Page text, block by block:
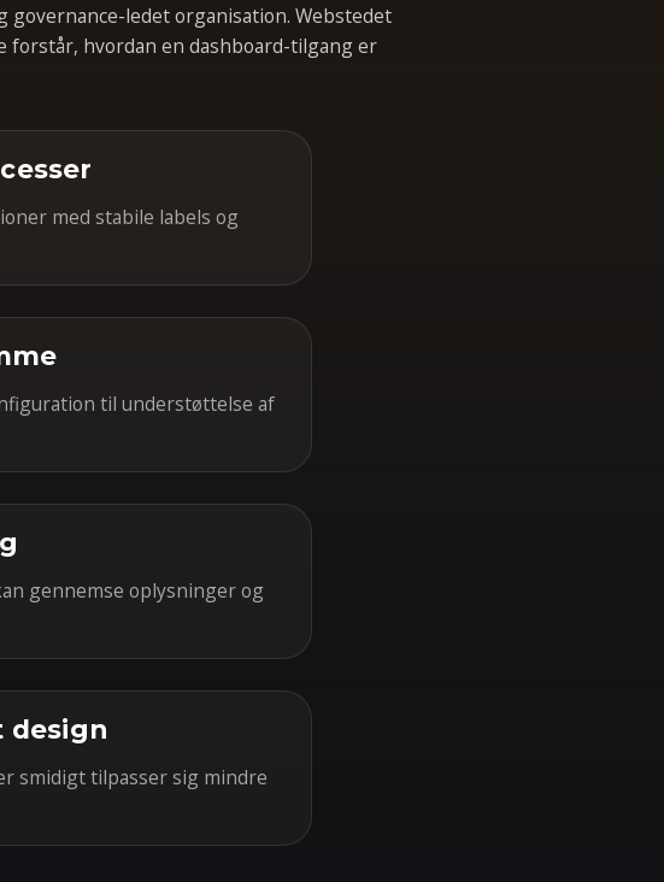
ledet organisation. Webstedet
forstår, hvordan en dashboard-tilgang er
med stabile labels og
til understøttelse af
gennemse oplysninger og
design
smidigt tilpasser sig mindre